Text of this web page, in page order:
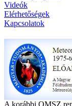
Videók
Elérhetőségek
Kapcsolatok
A korábbi OMSZ